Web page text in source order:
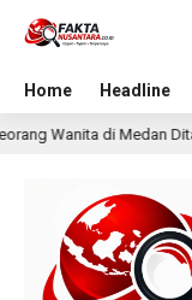
Home Headline
18 menit lalu